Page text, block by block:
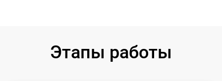
Этапы работы